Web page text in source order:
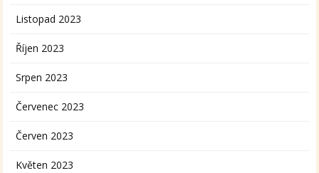
Listopad 2023
Říjen 2023
Srpen 2023
Červenec 2023
Červen 2023
Květen 2023